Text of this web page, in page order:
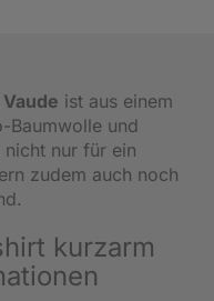
Vaude ist aus einem
Baumwolle und
nur für ein
zudem auch noch
kurzarm